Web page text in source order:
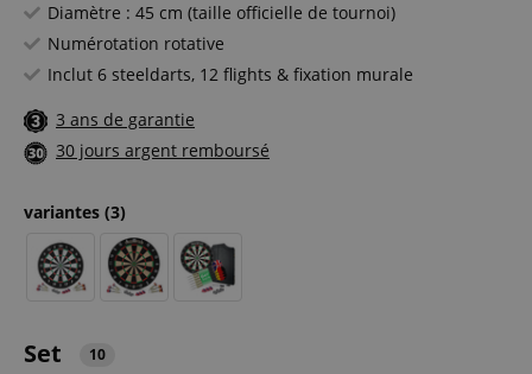
Diamètre : 45 cm (taille officielle de tournoi)
Numérotation rotative
Inclut 6 steeldarts, 12 flights & fixation murale
3 ans de garantie
30 jours argent remboursé
variantes (3)
Set 10